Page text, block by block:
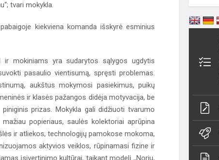
tvari mokykla.
kiekviena komanda išskyrė esminius
ir mokiniams yra sudarytos sąlygos ugdytis
pasaulio vientisumą, spręsti problemas.
aukštus mokymosi pasiekimus, puikų
ir klasės pažangos didėja motyvacija, be
prizas. Mokykla gali didžiuoti tvarumo
popieriaus, saulės kolektoriai aprūpina
ir atliekos, technologijų pamokose mokoma,
aktyvios veiklos, rūpinamasi fizine ir
įsivertinimo kultūrai, taikant modelį ,,Noriu,